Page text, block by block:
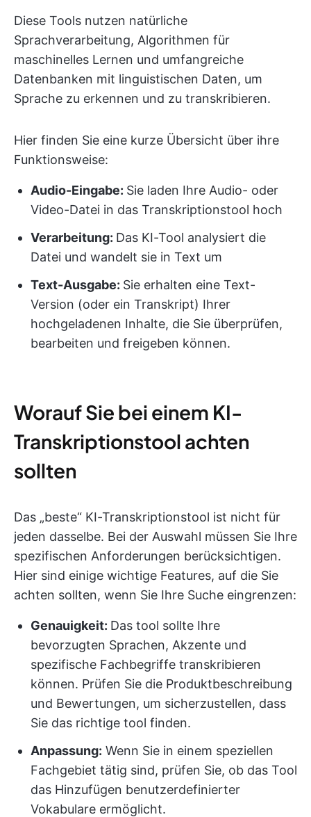
Diese Tools nutzen natürliche
Sprachverarbeitung, Algorithmen für
maschinelles Lernen und umfangreiche
Datenbanken mit linguistischen Daten, um
Sprache zu erkennen und zu transkribieren.
Hier finden Sie eine kurze Übersicht über ihre
Funktionsweise:
Audio-Eingabe: Sie laden Ihre Audio- oder
Video-Datei in das Transkriptionstool hoch
Verarbeitung: Das KI-Tool analysiert die
Datei und wandelt sie in Text um
Text-Ausgabe: Sie erhalten eine Text-
Version (oder ein Transkript) Ihrer
hochgeladenen Inhalte, die Sie überprüfen,
bearbeiten und freigeben können.
Worauf Sie bei einem KI-
Transkriptionstool achten
sollten
Das „beste“ KI-Transkriptionstool ist nicht für
jeden dasselbe. Bei der Auswahl müssen Sie Ihre
spezifischen Anforderungen berücksichtigen.
Hier sind einige wichtige Features, auf die Sie
achten sollten, wenn Sie Ihre Suche eingrenzen:
Genauigkeit: Das tool sollte Ihre
bevorzugten Sprachen, Akzente und
spezifische Fachbegriffe transkribieren
können. Prüfen Sie die Produktbeschreibung
und Bewertungen, um sicherzustellen, dass
Sie das richtige tool finden.
Anpassung: Wenn Sie in einem speziellen
Fachgebiet tätig sind, prüfen Sie, ob das Tool
das Hinzufügen benutzerdefinierter
Vokabulare ermöglicht.